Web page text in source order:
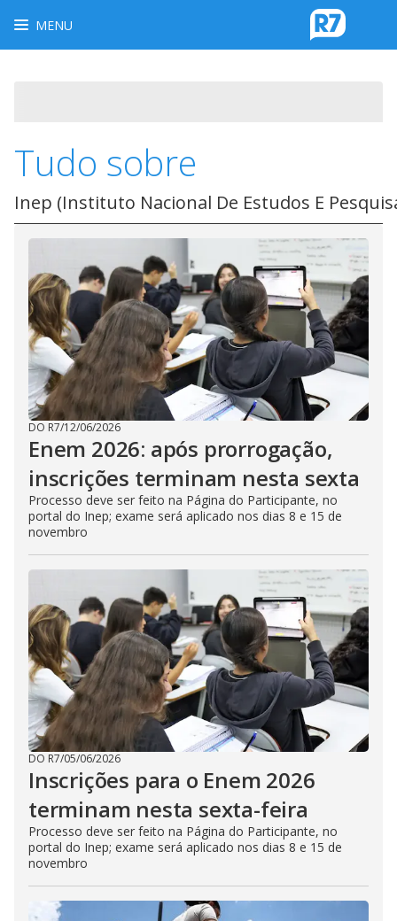
MENU
Tudo sobre
Inep (Instituto Nacional De Estudos E
DO R7/12/06/2026
Enem 2026: após prorrogação,
inscrições terminam nesta sexta
Processo deve ser feito na Página do Participante, no
portal do Inep; exame será aplicado nos dias 8 e 15 de
novembro
DO R7/05/06/2026
Inscrições para o Enem 2026
terminam nesta sexta-feira
Processo deve ser feito na Página do Participante, no
portal do Inep; exame será aplicado nos dias 8 e 15 de
novembro